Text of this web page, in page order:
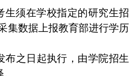
生须在学校指定的研究生招
集数据上报教育部进行学历
布之日起执行，由学院招生